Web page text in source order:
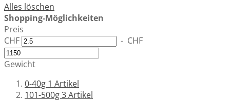
Alles löschen
Shopping-Möglichkeiten
Preis
CHF
- CHF
Gewicht
0-40g 1 Artikel
101-500g3Artikel